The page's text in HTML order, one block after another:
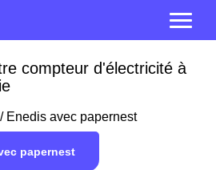
compteur d'électricité à
Enedis avec papernest
papernest